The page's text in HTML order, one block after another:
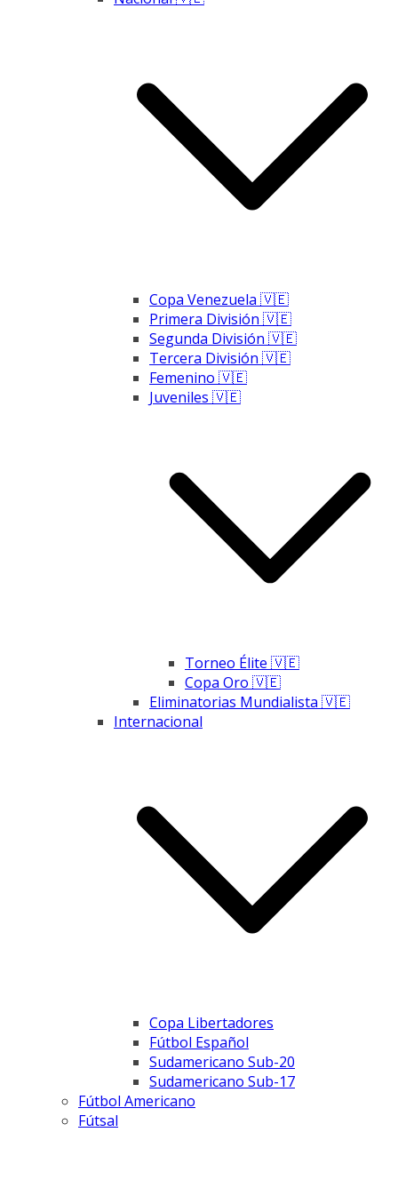
Copa Venezuela 🇻🇪
Primera División 🇻🇪
Segunda División 🇻🇪
Tercera División 🇻🇪
Femenino 🇻🇪
Juveniles 🇻🇪
Torneo Élite 🇻🇪
Copa Oro 🇻🇪
Eliminatorias Mundialista 🇻🇪
Internacional
Copa Libertadores
Fútbol Español
Sudamericano Sub-20
Sudamericano Sub-17
Fútbol Americano
Fútsal